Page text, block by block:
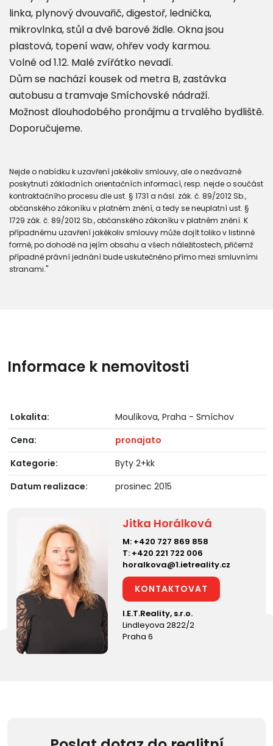
linka, plynový dvouvařič, digestoř, lednička,
mikrovlnka, stůl a dvě barové židle. Okna jsou
plastová, topení waw, ohřev vody karmou.
Volné od 1.12. Malé zvířátko nevadí.
Dům se nachází kousek od metra B, zastávka
autobusu a tramvaje Smíchovské nádraží.
Možnost dlouhodobého pronájmu a trvalého bydliště.
Doporučujeme.
Nejde o nabídku k uzavření jakékoliv smlouvy, ale o nezávazné
poskytnutí základních orientačních informací, resp. nejde o součást
kontraktačního procesu dle ust. § 1731 a násl. zák. č. 89/2012 Sb.,
občanského zákoníku v platném znění, a tedy se neuplatní ust. §
1729 zák. č. 89/2012 Sb., občanského zákoníku v platném znění. K
případnému uzavření jakékoliv smlouvy může dojít toliko v listinné
formě, po dohodě na jejím obsahu a všech náležitostech, přičemž
případné právní jednání bude uskutečněno přímo mezi smluvními
stranami."
Informace k nemovitosti
Lokalita:
Moulíkova, Praha - Smíchov
Cena:
pronajato
Kategorie:
Byty 2+kk
Datum realizace:
prosinec 2015
Jitka Horálková
M: +420 727 869 858
T: +420 221 722 006
horalkova@1.ietreality.cz
KONTAKTOVAT
I.E.T.Reality, s.r.o.
Lindleyova 2822/2
Praha 6